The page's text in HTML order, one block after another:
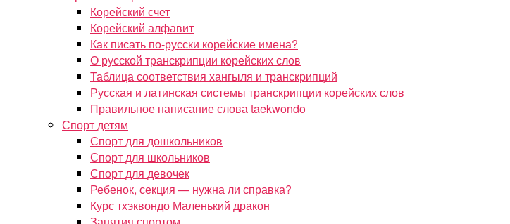
Корейский счет
Корейский алфавит
Как писать по-русски корейские имена?
О русской транскрипции корейских слов
Таблица соответствия хангыля и транскрипций
Русская и латинская системы транскрипции корейских слов
Правильное написание слова taekwondo
Спорт детям
Спорт для дошкольников
Спорт для школьников
Спорт для девочек
Ребенок, секция — нужна ли справка?
Курс тхэквондо Маленький дракон